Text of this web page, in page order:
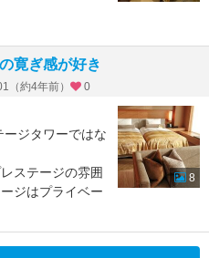
、お風呂から外
寛ぎ感が好き
（約4年前） 0
ジタワーではな
ステージの雰囲
ジはプライベー
8